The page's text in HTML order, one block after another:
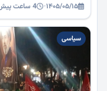
۱۴۰۵/۰۵/۱۵· 4 ساعت پیش
سیاسی